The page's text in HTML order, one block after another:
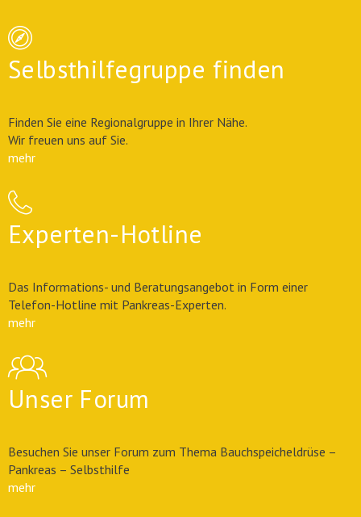
Selbsthilfegruppe finden
Finden Sie eine Regionalgruppe in Ihrer Nähe.
Wir freuen uns auf Sie.
mehr
Experten-Hotline
Das Informations- und Beratungsangebot in Form einer
Telefon-Hotline mit Pankreas-Experten.
mehr
Unser Forum
Besuchen Sie unser Forum zum Thema Bauchspeicheldrüse –
Pankreas – Selbsthilfe
mehr